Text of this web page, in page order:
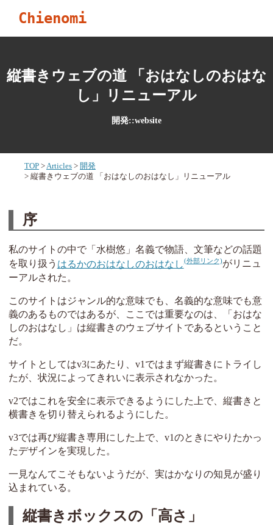
Chienomi
縦書きウェブの道 「おはなしのおはな
し」リニューアル
開発::website
TOP Articles
開発
縦書きウェブの道 「おはなしのおはなし」リニューアル
序
私のサイトの中で「水樹悠」名義で物語、文筆などの話題
を取り扱う はるかのおはなしのおはなし
がリニュ
ーアルされた。
このサイトはジャンル的な意味でも、名義的な意味でも意
義のあるものではあるが、ここでは重要なのは、「おはな
しのおはなし」は縦書きのウェブサイトであるということ
だ。
サイトとしてはv3にあたり、v1ではまず縦書きにトライし
たが、状況によってきれいに表示されなかった。
v2ではこれを安全に表示できるようにした上で、縦書きと
横書きを切り替えられるようにした。
v3では再び縦書き専用にした上で、v1のときにやりたかっ
たデザインを実現した。
一見なんてこそもないようだが、実はかなりの知見が盛り
込まれている。
縦書きボックスの「高さ」